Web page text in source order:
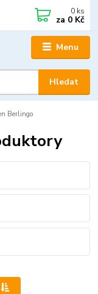
Menu
Hledat
0 ks
za 0 Kč
Berlingo